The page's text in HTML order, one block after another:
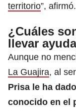
territorio”, afirmó.
¿Cuáles
llevar
Aunque no
La Guajira, al
Prisa le ha
conocido en el